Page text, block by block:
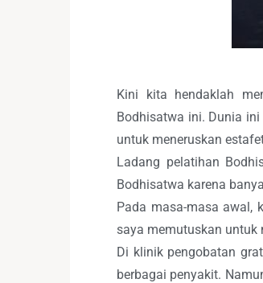
Kini kita hendaklah
Bodhisatwa ini. Dunia
untuk meneruskan
Ladang pelatihan
Bodhisatwa karena
Pada masa-masa awal,
saya memutuskan untuk
Di klinik pengobatan
berbagai penyakit.